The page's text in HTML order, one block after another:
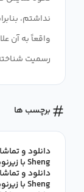
نداشتم،
واقعاً به آن
رسمیت
برچسب ها
Sheng با زیرنویس فارسی
Sheng با زیرنویس چسبیده فارسی